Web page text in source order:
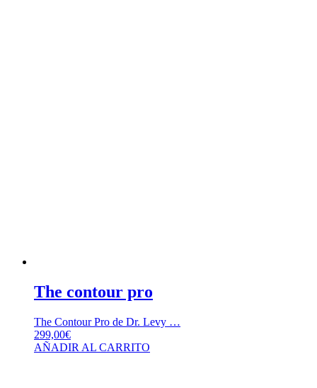
The contour pro
The Contour Pro de Dr. Levy …
299,00€
AÑADIR AL CARRITO